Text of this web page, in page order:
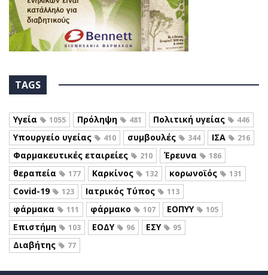
TAGS
Υγεία 1055 Πρόληψη 481 Πολιτική υγείας 446
Υπουργείο υγείας 410 συμβουλές 344 ΙΣΑ 216
Φαρμακευτικές εταιρείες 210 Έρευνα 186
θεραπεία 177 Καρκίνος 132 κορωνοϊός 131
Covid-19 123 Ιατρικός Τύπος 113
φάρμακα 111 φάρμακο 107 ΕΟΠΥΥ 105
Επιστήμη 103 ΕΟΔΥ 96 ΕΣΥ 95
Διαβήτης 77